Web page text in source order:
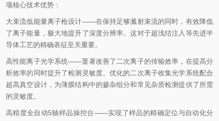
项核心技术优势：
大束流低能量离子枪设计——在保持足够溅射束流的同时，有效降低
了离子能量，极大地提升了深度分辨率。这对于超浅结注入等先进半
导体工艺的精确表征至关重要。
高性能离子光学系统——显著改善了二次离子的传输效率，在提高分
析效率的同时提升了检测灵敏度。优化的二次离子收集光学系统配合
超高真空设计，为薄膜结构中的掺杂组分和常见杂质检测提供了所需
的灵敏度。
高精度全自动5轴样品操控台——实现了样品的精确定位与自动化分